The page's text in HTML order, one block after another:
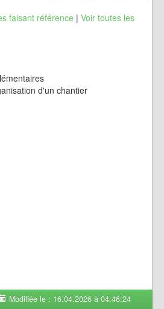
faisant référence | Voir toutes les
d'un chantier
Modifiée le : 16.04.2026 à 04:46:24